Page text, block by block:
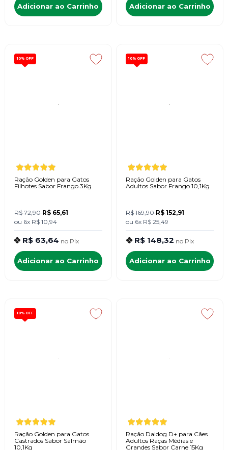
Adicionar ao Carrinho Adicionar ao Carrinho
10% OFF
Ração Golden para Gatos
Filhotes Sabor Frango 3Kg
R$ 72,90R$ 65,61
ou 6x R$ 10,94
R$ 63,64 no Pix
Adicionar ao Carrinho
10% OFF
Ração Golden para Gatos
Adultos Sabor Frango 10,1Kg
R$ 169,90R$ 152,91
ou 6x R$ 25,49
R$ 148,32 no Pix
Adicionar ao Carrinho
10% OFF
Ração Golden para Gatos
Castrados Sabor Salmão
10,1Kg
Ração Daldog D+ para Cães
Adultos Raças Médias e
Grandes Sabor Carne 15Kg